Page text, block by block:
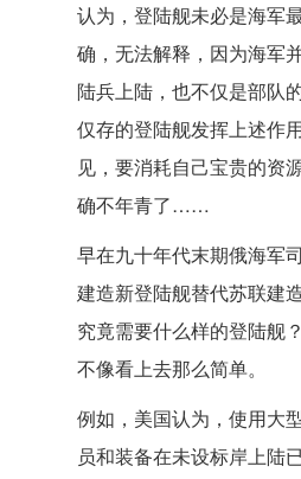
认为，登陆舰未必是海军
确，无法解释，因为海军
陆兵上陆，也不仅是部队
仅存的登陆舰发挥上述作
见，要消耗自己宝贵的资
确不年青了……
早在九十年代末期俄海军
建造新登陆舰替代苏联建
究竟需要什么样的登陆舰
不像看上去那么简单。
例如，美国认为，使用大
员和装备在未设标岸上陆